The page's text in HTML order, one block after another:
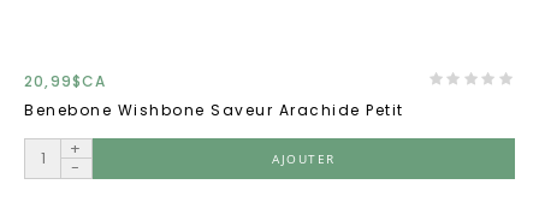
20,99$CA
Benebone Wishbone Saveur Arachide Petit
+
-
AJOUTER